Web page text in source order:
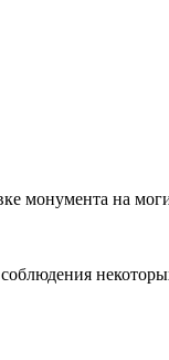
монумента на